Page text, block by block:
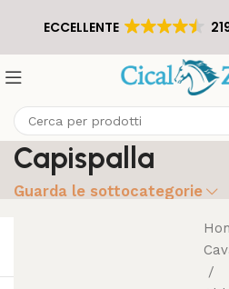
ECCELLENTE
Capispalla
Guarda le sottocategorie